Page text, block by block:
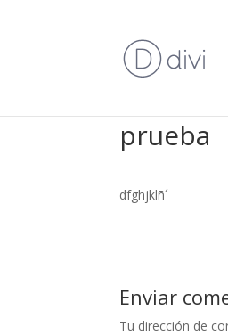
prueba
dfghjklñ´
Enviar
Tu dirección de